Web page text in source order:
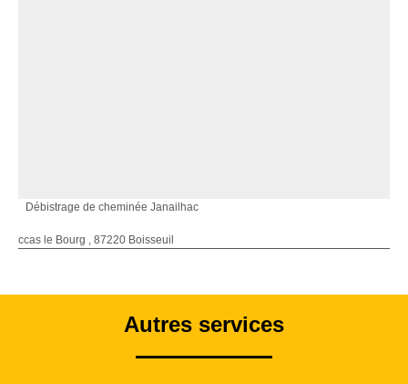
Débistrage de cheminée Janailhac
ccas le Bourg , 87220 Boisseuil
Autres services